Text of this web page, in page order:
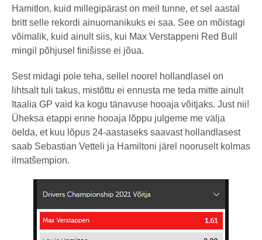
Hamitlon, kuid millegipärast on meil tunne, et sel aastal
britt selle rekordi ainuomanikuks ei saa. See on mõistagi
võimalik, kuid ainult siis, kui Max Verstappeni Red Bull
mingil põhjusel finišisse ei jõua.
Sest midagi pole teha, sellel noorel hollandlasel on
lihtsalt tuli takus, mistõttu ei ennusta me teda mitte ainult
Itaalia GP vaid ka kogu tänavuse hooaja võitjaks. Just nii!
Üheksa etappi enne hooaja lõppu julgeme me välja
öelda, et kuu lõpus 24-aastaseks saavast hollandlasest
saab Sebastian Vetteli ja Hamiltoni järel nooruselt kolmas
ilmatšempion.